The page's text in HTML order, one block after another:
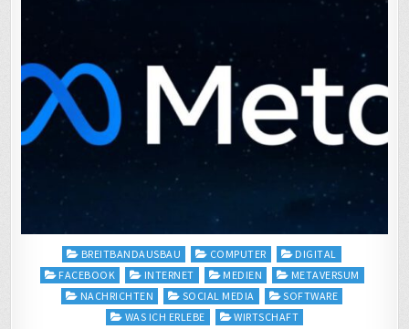
Posted
in
BREITBANDAUSBAU COMPUTER
DIGITAL
FACEBOOK
INTERNET MEDIEN
METAVERSUM
NACHRICHTEN
SOCIAL MEDIA
SOFTWARE
WAS ICH ERLEBE
WIRTSCHAFT